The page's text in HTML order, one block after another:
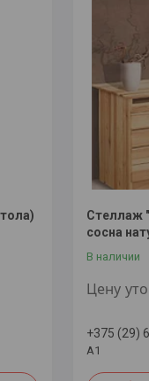
Стеллаж
сосна
В наличии
Цену
+375 (29)
А1